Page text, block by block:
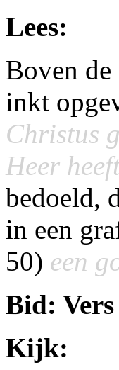
Lees:
Boven de
inkt
Christus
Heer
bedoeld,
in een
50) een
Bid: Vers
Kijk: